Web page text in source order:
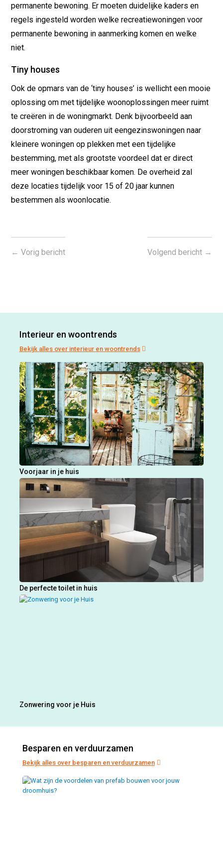
permanente bewoning. Er moeten duidelijke kaders en
regels ingesteld worden welke recreatiewoningen voor
permanente bewoning in aanmerking komen en welke
niet.
Tiny houses
Ook de opmars van de ‘tiny houses’ is wellicht een mooie
oplossing om met tijdelijke woonoplossingen meer ruimt
te creëren in de woningmarkt. Denk bijvoorbeeld aan
doorstroming van ouderen uit eengezinswoningen naar
kleinere woningen op plekken met een tijdelijke
bestemming, met als grootste voordeel dat er direct
meer woningen beschikbaar komen. De overheid zal
deze locaties tijdelijk voor 15 of 20 jaar kunnen
bestemmen als woonlocatie.
←Vorig bericht Volgend bericht→
Interieur en woontrends
Bekijk alles over interieur en woontrends
Voorjaar in je huis
De perfecte toilet in huis
Zonwering voor je Huis
Besparen en verduurzamen
Bekijk alles over besparen en verduurzamen